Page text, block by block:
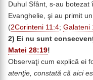
Duhul Sfânt, s-au
Evanghelie, şi au primit
(2Corinteni 11:4; Galateni
2) Ei nu sunt
Matei 28:19!
Observaţi cum explică ei
atenţie, constată că aici